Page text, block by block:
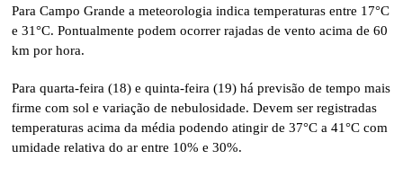
Para Campo Grande a meteorologia indica temperaturas entre 17°C
e 31°C. Pontualmente podem ocorrer rajadas de vento acima de 60
km por hora.
Para quarta-feira (18) e quinta-feira (19) há previsão de tempo mais
firme com sol e variação de nebulosidade. Devem ser registradas
temperaturas acima da média podendo atingir de 37°C a 41°C com
umidade relativa do ar entre 10% e 30%.